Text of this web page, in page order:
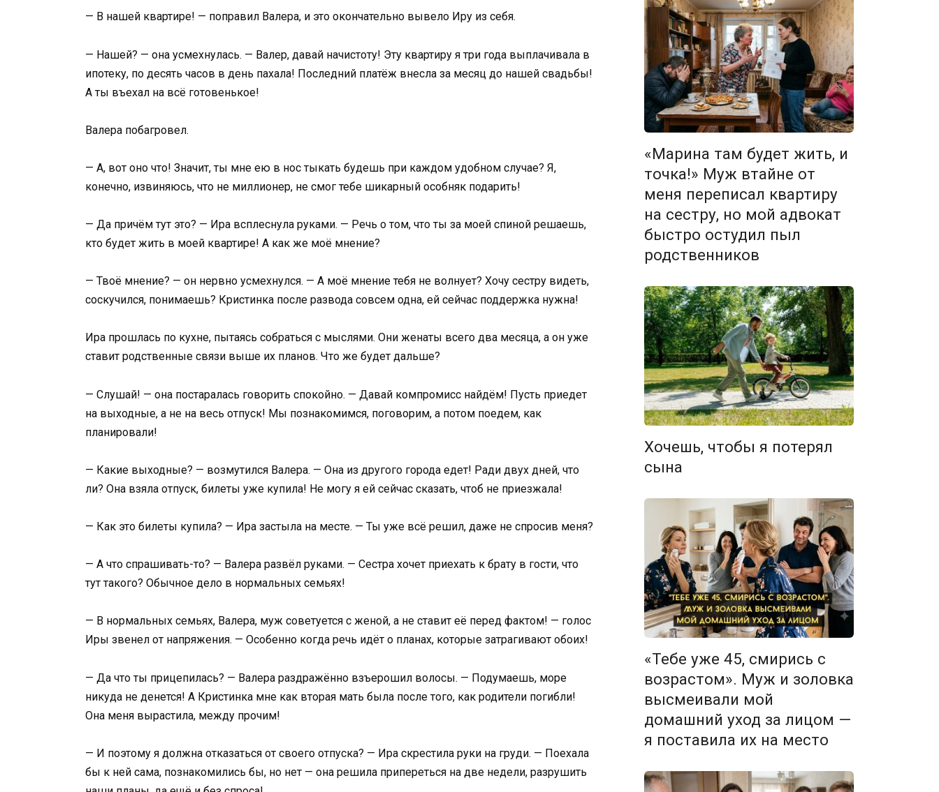
— В нашей квартире! — поправил Валера, и это окончательно вывело Иру из себя.
— Нашей? — она усмехнулась. — Валер, давай начистоту! Эту квартиру я три года выплачивала в
ипотеку, по десять часов в день пахала! Последний платёж внесла за месяц до нашей свадьбы!
А ты въехал на всё готовенькое!
Валера побагровел.
— А, вот оно что! Значит, ты мне ею в нос тыкать будешь при каждом удобном случае? Я,
конечно, извиняюсь, что не миллионер, не смог тебе шикарный особняк подарить!
— Да причём тут это? — Ира всплеснула руками. — Речь о том, что ты за моей спиной решаешь,
кто будет жить в моей квартире! А как же моё мнение?
— Твоё мнение? — он нервно усмехнулся. — А моё мнение тебя не волнует? Хочу сестру видеть,
соскучился, понимаешь? Кристинка после развода совсем одна, ей сейчас поддержка нужна!
Ира прошлась по кухне, пытаясь собраться с мыслями. Они женаты всего два месяца, а он уже
ставит родственные связи выше их планов. Что же будет дальше?
— Слушай! — она постаралась говорить спокойно. — Давай компромисс найдём! Пусть приедет
на выходные, а не на весь отпуск! Мы познакомимся, поговорим, а потом поедем, как
планировали!
— Какие выходные? — возмутился Валера. — Она из другого города едет! Ради двух дней, что
ли? Она взяла отпуск, билеты уже купила! Не могу я ей сейчас сказать, чтоб не приезжала!
— Как это билеты купила? — Ира застыла на месте. — Ты уже всё решил, даже не спросив меня?
— А что спрашивать-то? — Валера развёл руками. — Сестра хочет приехать к брату в гости, что
тут такого? Обычное дело в нормальных семьях!
— В нормальных семьях, Валера, муж советуется с женой, а не ставит её перед фактом! — голос
Иры звенел от напряжения. — Особенно когда речь идёт о планах, которые затрагивают обоих!
— Да что ты прицепилась? — Валера раздражённо взъерошил волосы. — Подумаешь, море
никуда не денется! А Кристинка мне как вторая мать была после того, как родители погибли!
Она меня вырастила, между прочим!
— И поэтому я должна отказаться от своего отпуска? — Ира скрестила руки на груди. — Поехала
бы к ней сама, познакомились бы, но нет — она решила припереться на две недели, разрушить
«Марина там будет жить, и
точка!» Муж втайне от
меня переписал квартиру
на сестру, но мой адвокат
быстро остудил пыл
родственников
Хочешь, чтобы я потерял
сына
«Тебе уже 45, смирись с
возрастом». Муж и золовка
высмеивали мой
домашний уход за лицом —
я поставила их на место